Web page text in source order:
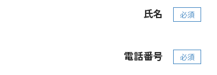
氏名 必須
電話番号 必須